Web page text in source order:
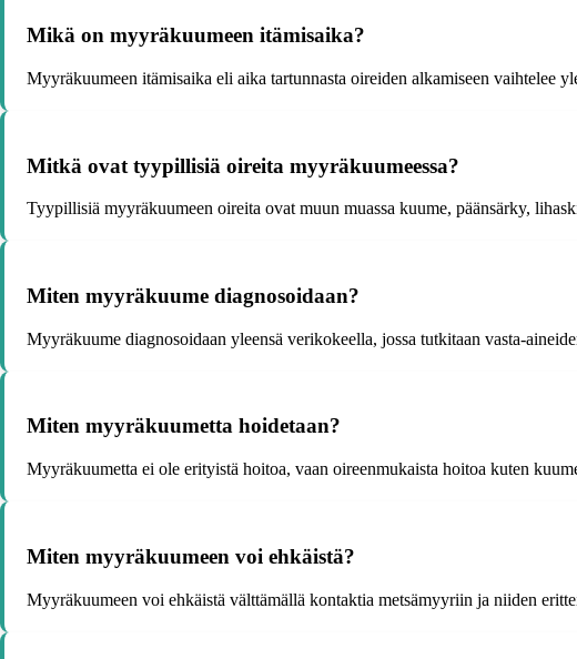
Mikä on myyräkuumeen itämisaika?
Myyräkuumeen itämisaika eli aika tartunnasta oireiden alkamiseen
Mitkä ovat tyypillisiä oireita myyräkuumeessa?
Tyypillisiä myyräkuumeen oireita ovat muun muassa kuume, päänsärky,
Miten myyräkuume diagnosoidaan?
Myyräkuume diagnosoidaan yleensä verikokeella, jossa tutkitaan vasta-
Miten myyräkuumetta hoidetaan?
Myyräkuumetta ei ole erityistä hoitoa, vaan oireenmukaista hoitoa kuten
Miten myyräkuumeen voi ehkäistä?
Myyräkuumeen voi ehkäistä välttämällä kontaktia metsämyyriin ja niiden